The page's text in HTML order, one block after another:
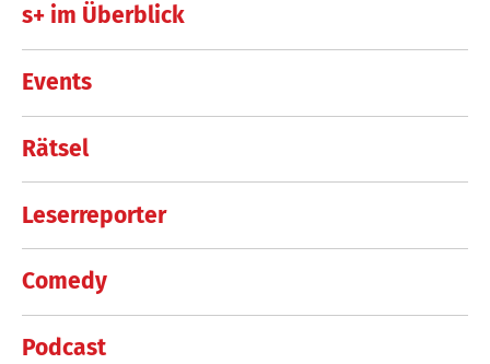
s+ im Überblick
Events
Rätsel
Leserreporter
Comedy
Podcast